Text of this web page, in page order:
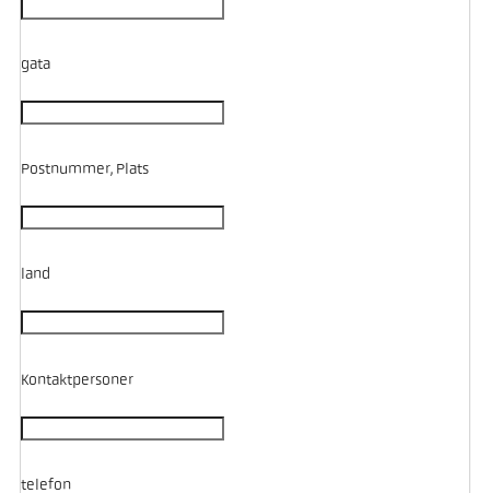
gata
Postnummer, Plats
land
Kontaktpersoner
telefon